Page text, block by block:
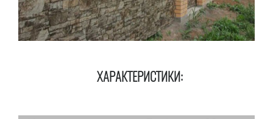
ХАРАКТЕРИСТИКИ: